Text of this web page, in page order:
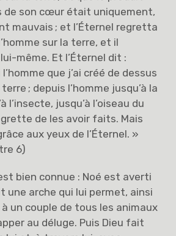
de son cœur était uniquement,
mauvais ; et l’Éternel regretta
sur la terre, et il
même. Et l’Éternel dit :
que j’ai créé de dessus
; depuis l’homme jusqu’à la
l’insecte, jusqu’à l’oiseau du
de les avoir faits. Mais
aux yeux de l’Éternel. »
6)
bien connue : Noé est averti
une arche qui lui permet, ainsi
un couple de tous les animaux
au déluge. Puis Dieu fait